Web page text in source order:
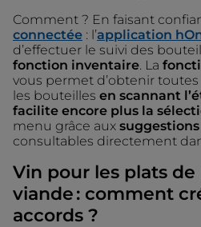
Comment ? En faisant
connectée : l’application
d’effectuer le suivi des
fonction inventaire. La
vous permet d’obtenir
les bouteilles en scannant
facilite encore plus la
menu grâce aux suggestions
consultables directement
Vin pour les plats de
viande : comment
accords ?